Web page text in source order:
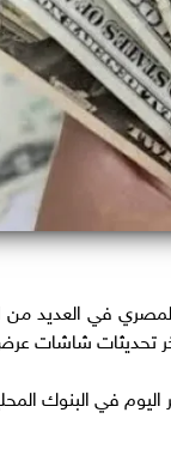
الأحد 10-5-2026 مقابل
تحديثات شاشات
في البنوك